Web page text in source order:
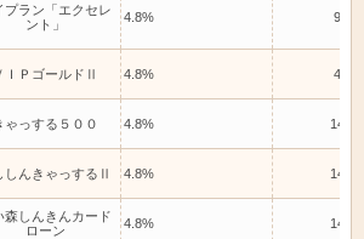
プラン「エクセレ
ント」
4.8% 9.8%
ＩＰゴールドⅡ 4.8% 4.8%
ゃっする５００ 4.8%
しんきゃっするⅡ 4.8%
森しんきんカード
ローン
4.8%